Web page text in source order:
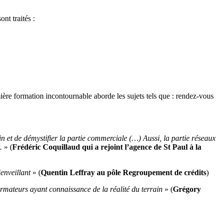
traités :
formation incontournable aborde les sujets tels que : rendez-vous
et de démystifier la partie commerciale (…) Aussi, la partie réseaux
» (Frédéric Coquillaud qui a rejoint l’agence de St Paul à la
» (Quentin Leffray au pôle Regroupement de crédits)
ayant connaissance de la réalité du terrain » (Grégory